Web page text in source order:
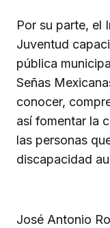
Por su parte, el
Juventud
pública
Señas
conocer,
así fomentar la
las personas
discapacidad
José Antonio